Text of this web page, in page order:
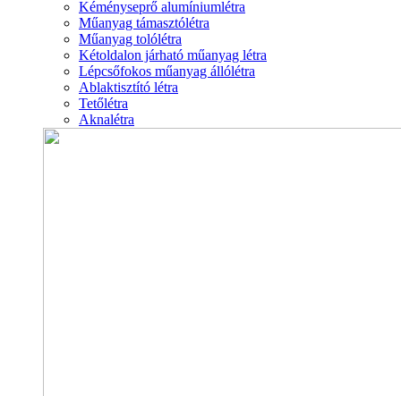
Kéményseprő alumíniumlétra
Műanyag támasztólétra
Műanyag tolólétra
Kétoldalon járható műanyag létra
Lépcsőfokos műanyag állólétra
Ablaktisztító létra
Tetőlétra
Aknalétra